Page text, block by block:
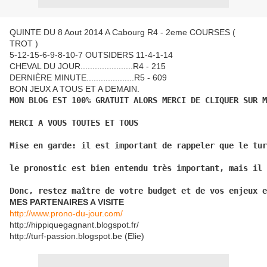
QUINTE DU 8 Aout 2014 A Cabourg R4 - 2eme COURSES (
TROT )
5-12-15-6-9-8-10-7 OUTSIDERS 11-4-1-14
CHEVAL DU JOUR......................R4 - 215
DERNIÈRE MINUTE....................R5 - 609
BON JEUX A TOUS ET A DEMAIN.
MON BLOG EST 100% GRATUIT ALORS MERCI DE CLIQUER
MERCI A VOUS TOUTES ET TOUS
Mise en garde: il est important de rappeler que le
le pronostic est bien entendu très important, mais il
Donc, restez maître de votre budget et de vos enjeux
MES PARTENAIRES A VISITE
http://www.prono-du-jour.com/
http://hippiquegagnant.blogspot.fr/
http://turf-passion.blogspot.be (Elie)